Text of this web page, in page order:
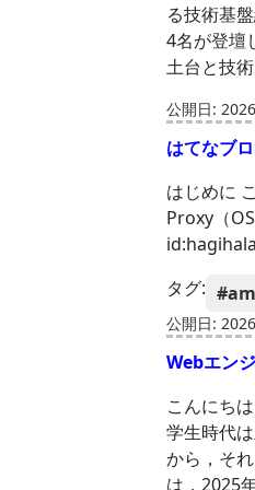
る技術基
4名が登壇
土台と技
公開日:
はてなブ
はじめに
Proxy（
タグ:
公開日:
Webエン
こんにち
学生時代
から，そ
は，2025